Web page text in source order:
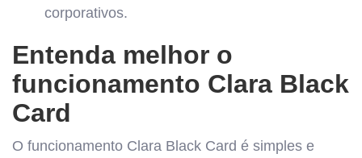
corporativos.
Entenda melhor o
funcionamento Clara Black
Card
O funcionamento Clara Black Card é simples e